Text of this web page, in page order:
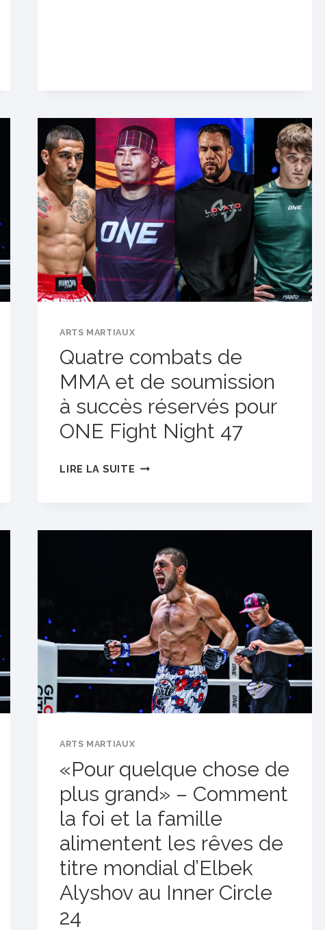
ARTS MARTIAUX
Quatre combats de
MMA et de soumission
à succès réservés pour
ONE Fight Night 47
LIRE LA SUITE QUATRE
SOUMISSION
SUCCÈS
RÉSERVÉS
POUR
ONE
FIGHT
NIGHT
ARTS MARTIAUX
«Pour quelque chose de
plus grand» – Comment
la foi et la famille
alimentent les rêves de
titre mondial d’Elbek
Alyshov au Inner Circle
24